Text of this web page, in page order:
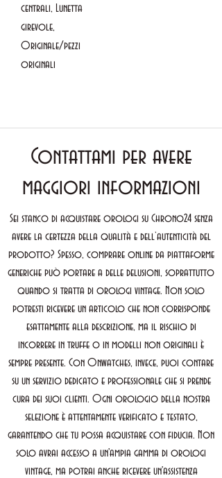
centrali, Lunetta
girevole,
Originale/pezzi
originali
Contattami per avere
maggiori informazioni
Sei stanco di acquistare orologi su Chrono24 senza
avere la certezza della qualità e dell’autenticità del
prodotto? Spesso, comprare online da piattaforme
generiche può portare a delle delusioni, soprattutto
quando si tratta di orologi vintage. Non solo
potresti ricevere un articolo che non corrisponde
esattamente alla descrizione, ma il rischio di
incorrere in truffe o in modelli non originali è
sempre presente. Con Onwatches, invece, puoi contare
su un servizio dedicato e professionale che si prende
cura dei suoi clienti. Ogni orologio della nostra
selezione è attentamente verificato e testato,
garantendo che tu possa acquistare con fiducia. Non
solo avrai accesso a un'ampia gamma di orologi
vintage, ma potrai anche ricevere un'assistenza